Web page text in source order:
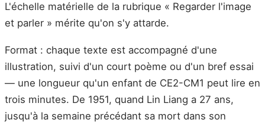
L'échelle matérielle de la rubrique « Regarder l'image
et parler » mérite qu'on s'y attarde.
Format : chaque texte est accompagné d'une
illustration, suivi d'un court poème ou d'un bref essai
— une longueur qu'un enfant de CE2-CM1 peut lire en
trois minutes. De 1951, quand Lin Liang a 27 ans,
jusqu'à la semaine précédant sa mort dans son